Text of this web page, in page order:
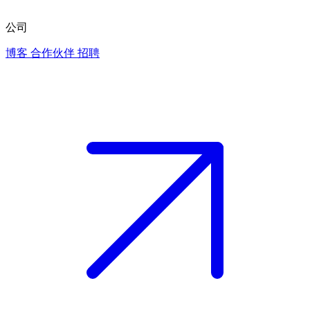
公司
博客 合作伙伴 招聘